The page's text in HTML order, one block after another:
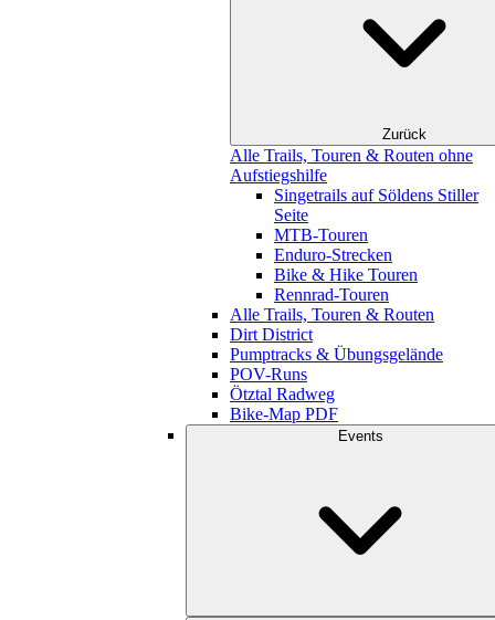
Zurück
Alle Trails, Touren & Routen ohne
Aufstiegshilfe
Singetrails auf Söldens Stiller
Seite
MTB-Touren
Enduro-Strecken
Bike & Hike Touren
Rennrad-Touren
Alle Trails, Touren & Routen
Dirt District
Pumptracks & Übungsgelände
POV-Runs
Ötztal Radweg
Bike-Map PDF
Events